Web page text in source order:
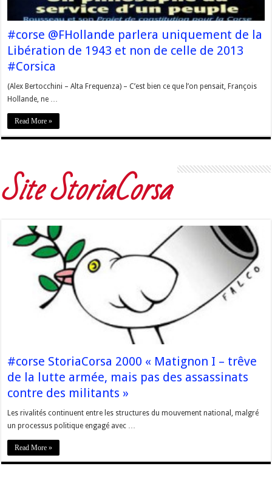
#corse @FHollande parlera uniquement de la
Libération de 1943 et non de celle de 2013
#Corsica
(Alex Bertocchini – Alta Frequenza) – C’est bien ce que l’on pensait, François
Hollande, ne …
Read More »
Site StoriaCorsa
#corse StoriaCorsa 2000 « Matignon I – trêve
de la lutte armée, mais pas des assassinats
contre des militants »
Les rivalités continuent entre les structures du mouvement national, malgré
un processus politique engagé avec …
Read More »